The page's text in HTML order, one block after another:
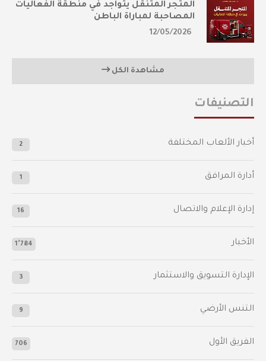
المتجر المتنقل يتواجد في منطقة الفعاليات
المصاحبة لمباراة الباطن
12/05/2026
مشاهدة الكل
التصنيفات
أخبار الألعاب المختلفة 2
أدارة المرافق 1
إدارة الإعلام والاتصال 16
الأخبار 1٬784
الإدارة التسويق والاستثمار 3
التنس الأرضي 9
الفريق الأول 706